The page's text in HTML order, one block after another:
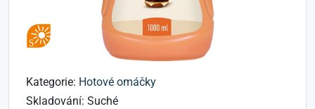
Kategorie: Hotové omáčky
Skladování: Suché